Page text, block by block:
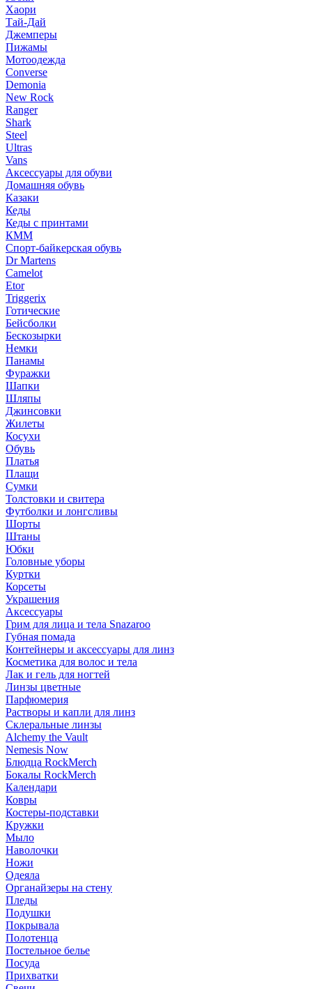
Хаори
Тай-Дай
Джемперы
Пижамы
Мотоодежда
Converse
Demonia
New Rock
Ranger
Shark
Steel
Ultras
Vans
Аксессуары для обуви
Домашняя обувь
Казаки
Кеды
Кеды с принтами
КММ
Спорт-байкерская обувь
Dr Martens
Camelot
Etor
Triggerix
Готические
Бейсболки
Бескозырки
Немки
Панамы
Фуражки
Шапки
Шляпы
Джинсовки
Жилеты
Косухи
Обувь
Платья
Плащи
Сумки
Толстовки и свитера
Футболки и лонгсливы
Шорты
Штаны
Юбки
Головные уборы
Куртки
Корсеты
Украшения
Аксессуары
Грим для лица и тела Snazaroo
Губная помада
Контейнеры и аксессуары для линз
Косметика для волос и тела
Лак и гель для ногтей
Линзы цветные
Парфюмерия
Растворы и капли для линз
Склеральные линзы
Alchemy the Vault
Nemesis Now
Блюдца RockMerch
Бокалы RockMerch
Календари
Ковры
Костеры-подставки
Кружки
Мыло
Наволочки
Ножи
Одеяла
Органайзеры на стену
Пледы
Подушки
Покрывала
Полотенца
Постельное белье
Посуда
Прихватки